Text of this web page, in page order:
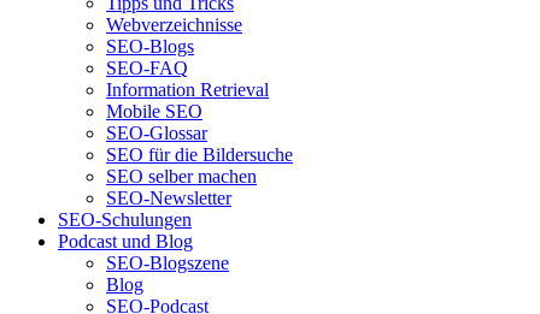
Webverzeichnisse
SEO-Blogs
SEO-FAQ
Information Retrieval
Mobile SEO
SEO-Glossar
SEO für die Bildersuche
SEO selber machen
SEO-Newsletter
SEO-Schulungen
Podcast und Blog
SEO-Blogszene
Blog
SEO-Podcast